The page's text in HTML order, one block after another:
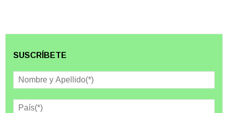
SUSCRÍBETE